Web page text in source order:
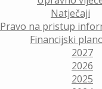
Natječaji
Pravo na pristup
Financijski
2027
2026
2025